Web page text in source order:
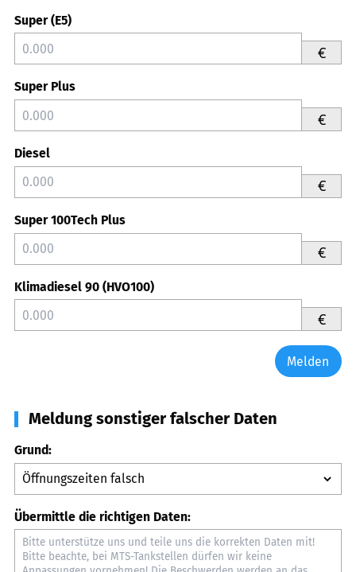
Super (E5)
€
Super Plus
€
Diesel
€
Super 100Tech Plus
€
Klimadiesel 90 (HVO100)
€
Melden
Meldung sonstiger falscher Daten
Grund:
Übermittle die richtigen Daten: